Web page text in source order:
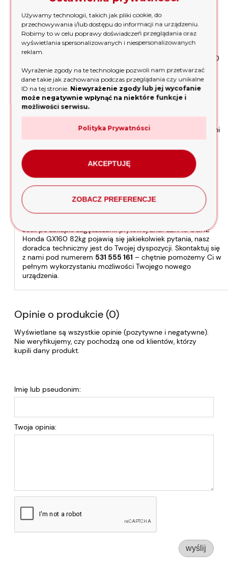
Używamy technologii, takich jak pliki cookie, do
przechowywania i/lub dostępu do informacji na urządzeniu.
Robimy to w celu poprawy doświadczeń przeglądania oraz
wyświetlania spersonalizowanych i niespersonalizowanych
reklam.
Wyrażenie zgody na te technologie pozwoli nam przetwarzać
dane takie jak zachowania podczas przeglądania czy unikalne
ID na tej stronie. Niewyrażenie zgody lub jej wycofanie
może negatywnie wpłynąć na niektóre funkcje i
możliwości serwisu.
Polityka Prywatnósci
AKCEPTUJĘ
ZOBACZ PREFERENCJE
Gwarancja najwyższej jakości
Wybierając oferowane przez nas urządzenie, otrzymujesz
gwarancję najwyższej jakości. Wszystkie nasze produkty, w
tym zagęszczarka płytowa Enar ZEN 16 CGHE Honda GX160
82kg, zostały przetestowane i zatwierdzone przez
profesjonalistów, co potwierdza ich niezawodność i
trwałość.
Dbamy o satysfakcję naszych klientów, dlatego oferujemy
tylko urządzenia, które spełnią najwyższe standardy.
82kg to doskonały wybór dla każdego specjalisty, który ceni
sobie profesjonalizm i efektywność.
Sprzęt, który kupujesz u nas, jest dostarczany po
przeprowadzeniu przeglądu zerowego
obejmującego zalanie maszyny olejem oraz kontrolne
pełni sprawny i gotowy do użytku.
Wsparcie po zakupie
Jeśli po zakupie zagęszczarki płytowej Enar ZEN 16 CGHE
Honda GX160 82kg pojawią się jakiekolwiek pytania, nasz
doradca techniczny jest do Twojej dyspozycji. Skontaktuj się
z nami pod numerem 531 555 161 – chętnie pomożemy Ci w
pełnym wykorzystaniu możliwości Twojego nowego
urządzenia.
Opinie o produkcie (0)
Wyświetlane są wszystkie opinie (pozytywne i negatywne).
Nie weryfikujemy, czy pochodzą one od klientów, którzy
kupili dany produkt.
Imię lub pseudonim:
Twoja opinia:
wyślij